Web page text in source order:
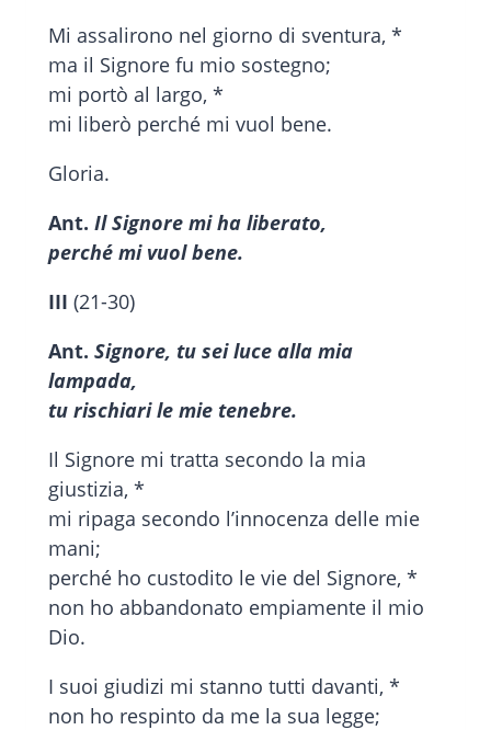
Mi assalirono nel giorno di sventura, *
ma il Signore fu mio sostegno;
mi portò al largo, *
mi liberò perché mi vuol bene.
Gloria.
Ant. Il Signore mi ha liberato,
perché mi vuol bene.
III (21-30)
Ant. Signore, tu sei luce alla mia
lampada,
tu rischiari le mie tenebre.
Il Signore mi tratta secondo la mia
giustizia, *
mi ripaga secondo l’innocenza delle mie
mani;
perché ho custodito le vie del Signore, *
non ho abbandonato empiamente il mio
Dio.
I suoi giudizi mi stanno tutti davanti, *
non ho respinto da me la sua legge;